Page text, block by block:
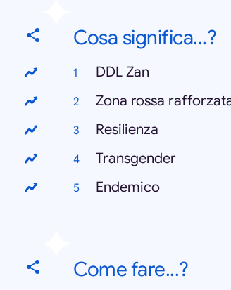
Cosa significa...?
DDL Zan
Zona rossa
Resilienza
Transgender
Endemico
Come fare...?